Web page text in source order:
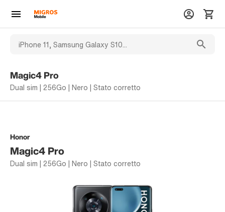
Magic4 Pro
Dual sim | 256Go | Nero | Stato corretto
Honor
Magic4 Pro
Dual sim | 256Go | Nero | Stato corretto